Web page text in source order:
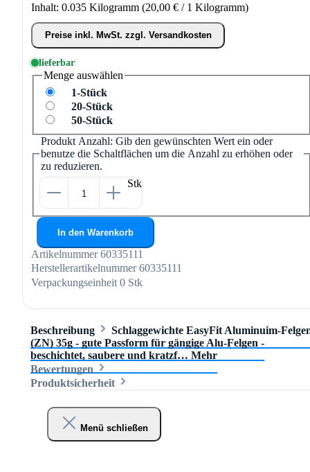
Inhalt: 0.035 Kilogramm (20,00 € / 1 Kilogramm)
Preise inkl. MwSt. zzgl. Versandkosten
lieferbar
Menge auswählen
1-Stück
20-Stück
50-Stück
Produkt Anzahl: Gib den gewünschten Wert ein oder
benutze die Schaltflächen um die Anzahl zu erhöhen oder
zu reduzieren.
Stk
In den Warenkorb
Artikelnummer 60335111
Herstellerartikelnummer 60335111
Verpackungseinheit 0 Stk
Beschreibung
Schlaggewichte EasyFit Aluminuim-
(ZN) 35g - gute Passform für gängige Alu-Felgen -
beschichtet, saubere und kratzf… Mehr
Bewertungen
Produktsicherheit
Menü schließen